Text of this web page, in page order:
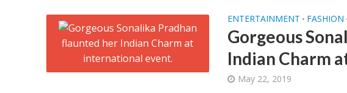
ENTERTAINMENT • FASHION
Gorgeous
Indian Charm
May 22, 2019